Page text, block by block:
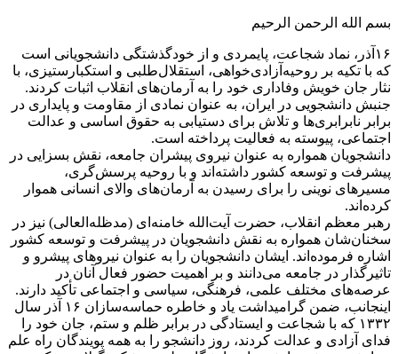
بسم الله الرحمن الرحیم
۱۶آذر، نماد شجاعت، پایمردی و از خودگذشتگی دانشجویانی است
که با تکیه‌ بر روحیه‌آزادی‌خواهی، استقلال‌طلبی و استکبارستیزی، با
نثار جان خویش وفاداری خود را به آرمان‌های انقلاب اثبات کردند.
جنبش دانشجویی در ایران، به عنوان نمادی از مقاومت و پایداری در
برابر نابرابری‌ها و تلاش برای دستیابی به حقوق اساسی و عدالت
اجتماعی، پیوسته به فعالیت پرداخته است.
دانشجویان همواره به عنوان نیروی پیشران جامعه، نقش بسزایی در
پیشرفت و توسعه‌ کشور داشته‌اند و با روحیه‌ پرسش‌گری،
مسیرهای نوینی را برای رسیدن به آرمان‌های والای انسانی هموار
کرده‌اند.
رهبر معظم انقلاب، حضرت آیت‌الله خامنه‌ای (مدظله‌العالی) نیز در
سخنان‌شان همواره به نقش دانشجویان در پیشرفت و توسعه‌ کشور
اشاره فرموده‌اند. ایشان دانشجویان را به عنوان نیروهای پیشرو و
تاثیرگذار در جامعه می‌دانند و بر اهمیت حضور فعال آنان در
عرصه‌های مختلف علمی، فرهنگی، سیاسی و اجتماعی تأکید دارند.
اینجانب، ضمن گرامیداشت یاد و خاطره‌ حماسه‌سازان ۱۶ آذر سال
۱۳۳۲ که با شجاعت و ایستادگی در برابر ظلم و ستم، جان خود را
فدای آزادی و عدالت کردند، روز دانشجو را به همه‌ پویندگان راه علم